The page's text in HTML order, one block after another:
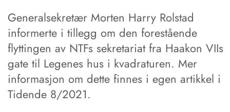
Generalsekretær Morten Harry Rolstad
informerte i tillegg om den forestående
flyttingen av NTFs sekretariat fra Haakon VIIs
gate til Legenes hus i kvadraturen. Mer
informasjon om dette finnes i egen artikkel i
Tidende 8/2021.